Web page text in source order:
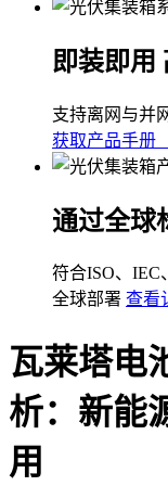
即装即用
支持离网与并
获取产品手册
通过全球
符合ISO、IEC
全球部署 查看
瓦莱塔电
析：新能
用